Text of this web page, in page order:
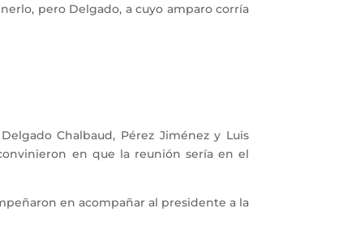
pero Delgado, a cuyo amparo corría
Chalbaud, Pérez Jiménez y Luis
en que la reunión sería en el
en acompañar al presidente a la